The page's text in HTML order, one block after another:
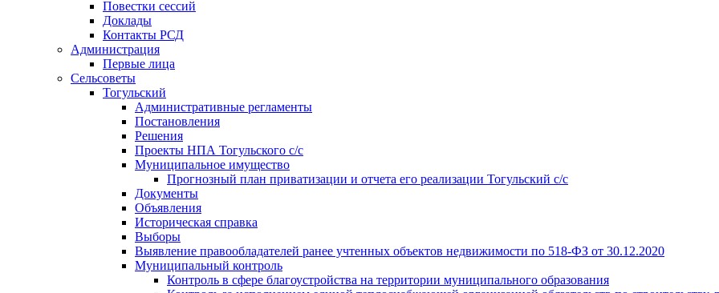
Повестки сессий
Доклады
Контакты РСД
Администрация
Первые лица
Сельсоветы
Тогульский
Административные регламенты
Постановления
Решения
Проекты НПА Тогульского с/с
Муниципальное имущество
Прогнозный план приватизации и отчета его реализации Тогульский с/с
Документы
Объявления
Историческая справка
Выборы
Выявление правообладателей ранее учтенных объектов недвижимости по 518-ФЗ от 30.12.2020
Муниципальный контроль
Контроль в сфере благоустройства на территории муниципального образования